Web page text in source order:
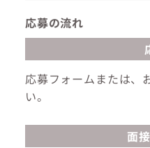
応募の流れ
応募フォームまたは、
い。
面